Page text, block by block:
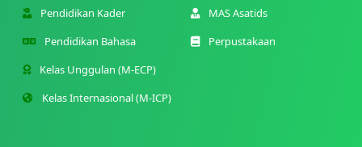
Pendidikan Kader
Pendidikan Bahasa
Kelas Unggulan (M-ECP)
Kelas Internasional (M-ICP)
MAS Asatids
Perpustakaan